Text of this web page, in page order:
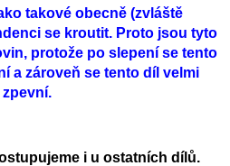
takové obecně (zvláště
se kroutit. Proto jsou tyto
protože po slepení se tento
a zároveň se tento díl velmi
zpevní.
i u ostatních dílů.